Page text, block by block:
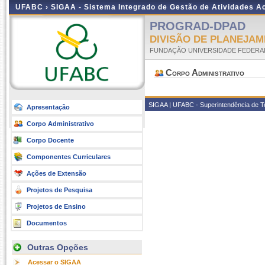
UFABC › SIGAA - Sistema Integrado de Gestão de Atividades
Apresentação
Corpo Administrativo
Corpo Docente
Componentes Curriculares
Ações de Extensão
Projetos de Pesquisa
Projetos de Ensino
Documentos
Outras Opções
Acessar o SIGAA
PROGRAD-DPAD
DIVISÃO DE
FUNDAÇÃO UNIVERSIDADE
Corpo Administrativo
SIGAA | UFABC - Superintendência de